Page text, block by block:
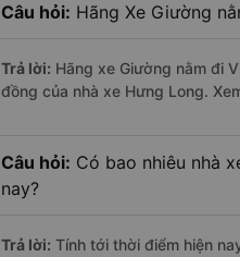
Câu hỏi: Hãng Xe Giường
Trả lời: Hãng xe Giường nằm đi
đồng của nhà xe Hưng Long.
Câu hỏi: Có bao nhiêu nhà
nay?
Trả lời: Tính tới thời điểm hiện